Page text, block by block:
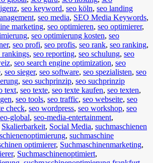
, seo keyword, seo köln, seo landing
, seo media, SEO Media Keywords,
marketing, seo optimieren, seo optimierer,
, seo optimierung kosten, seo
, seo profi, seo profis, seo rank, seo ranking,
rankings, seo reporting, seo schulung, seo
, seo search engine optimization, seo
, seo sieger, seo software, seo spezialisten, seo
, seo suchprinzip, seo suchprinzip
text, seo texte, seo texte kaufen, seo texten,
, seo tools, seo traffic, seo webseite, seo
check, seo wordpress, seo workshop, seo
global, seo-media-entertainment,
Skalierbarkeit, Social Media, suchmaschienen
, suchmaschine
optimierer, Suchmaschinenmarketing,
, Suchmaschinenoptimiert,